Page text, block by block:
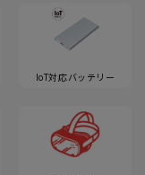
IoT対応バッテリー